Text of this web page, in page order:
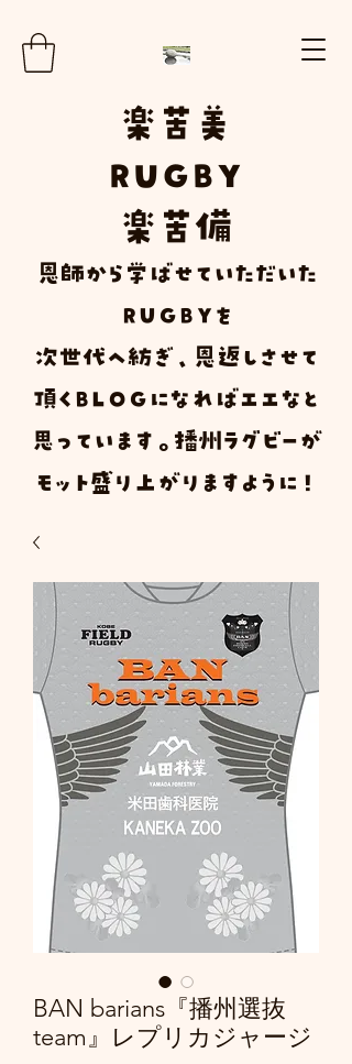
楽 苦 美
RUGBY
楽苦備
​恩師から学ばせていただいた
ＲＵＧＢＹ を
次世代へ紡ぎ、恩返しさせて
頂く ＢＬＯ Ｇ になればエエなと
思っています。播州ラグビーが
モット盛り上がりますように！
a8mail.com@gmail.com
BAN barians『播州選抜
team』レプリカジャージ